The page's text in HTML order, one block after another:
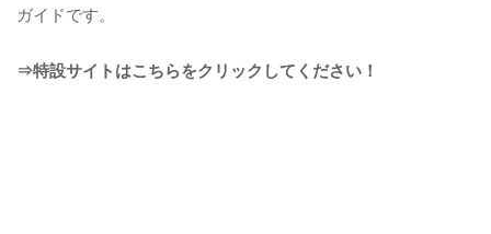
ガイドです。
⇒特設サイトはこちらをクリックしてください！